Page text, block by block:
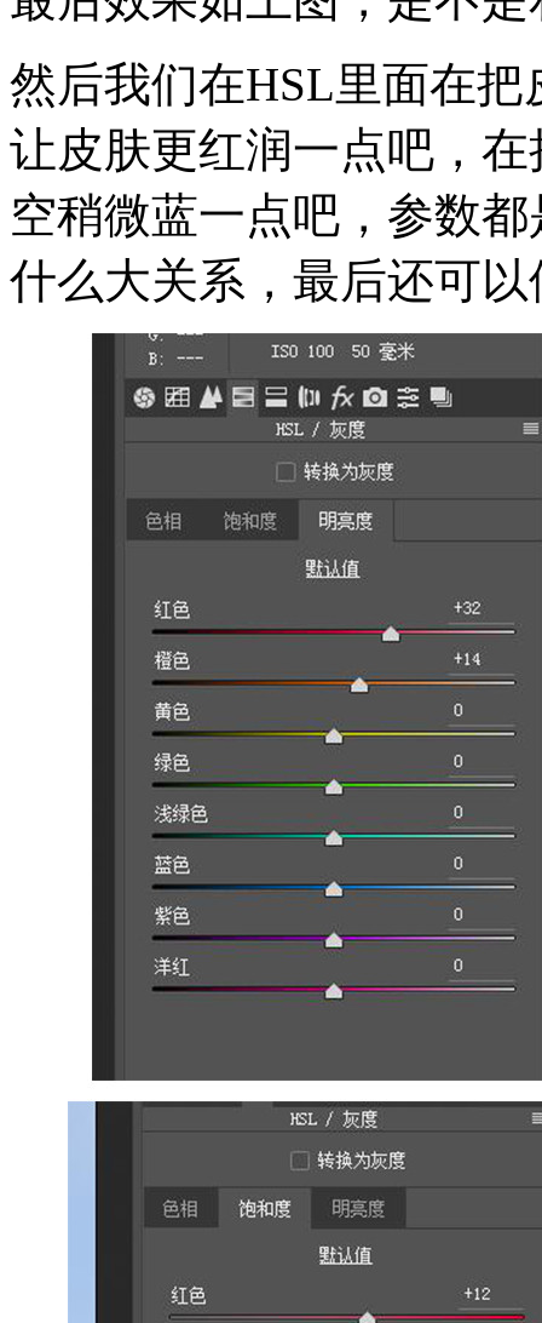
然后我们在HSL里面在
让皮肤更红润一点吧，
空稍微蓝一点吧，参数
什么大关系，最后还可以